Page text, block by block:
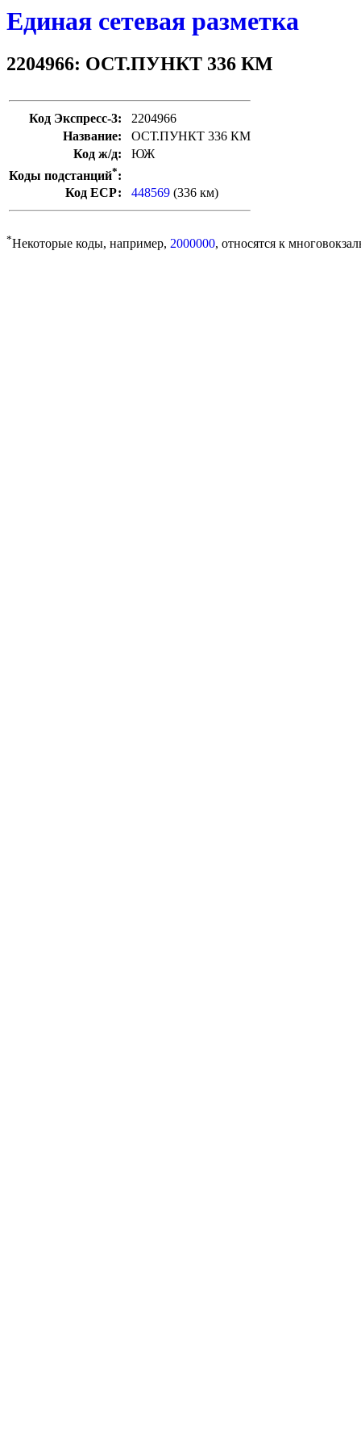
Единая сетевая разметка
2204966: ОСТ.ПУНКТ 336 КМ
Код Экспресс-3:
2204966
Название:
ОСТ.ПУНКТ 336 КМ
Код ж/д:
ЮЖ
Коды подстанций*:
Код ЕСР:
448569 (336 км)
*Некоторые коды, например, 2000000, относятся к